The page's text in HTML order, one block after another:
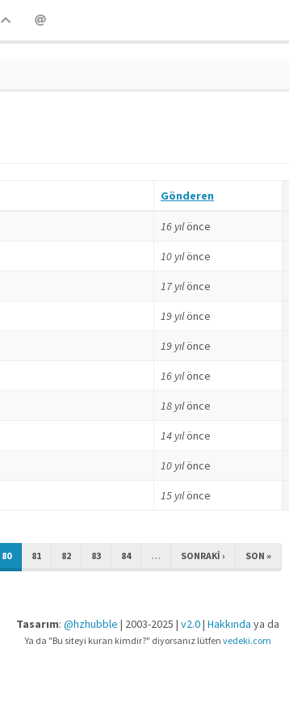
Gönderen
16 yılönce
10 yılönce
17 yılönce
19 yılönce
19 yılönce
16 yılönce
18 yılönce
14 yılönce
10 yılönce
15 yılönce
80 81 82 83 84 … SONRAKI › SON »
Tasarım: @hzhubble | 2003-2025 | v2.0| Hakkında ya da
Ya da "Bu siteyi kuran kimdir?" diyorsanız lütfen vedeki.com